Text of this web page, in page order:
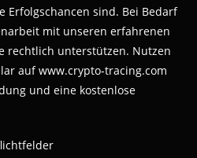
Erfolgschancen sind. Bei Bedarf
mit unseren erfahrenen
rechtlich unterstützen. Nutzen
auf www.crypto-tracing.com
und eine kostenlose